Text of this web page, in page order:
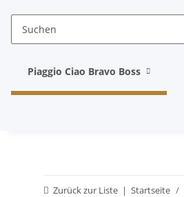
Piaggio Ciao Bravo Boss
Zurück zur Liste Startseite